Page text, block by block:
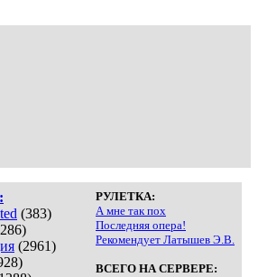
(383)
(2961)
РУЛЕТКА:
А мне так пох
Последняя опера!
Рекомендует Латышев Э.В.
ВСЕГО НА СЕРВЕРЕ: